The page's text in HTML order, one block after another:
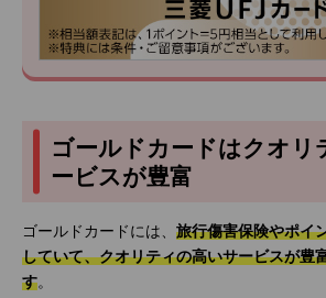
ゴールドカードはクオリ
ービスが豊富
ゴールドカードには、 旅行傷害保険やポイ
していて、クオリティの高いサービスが豊
す。